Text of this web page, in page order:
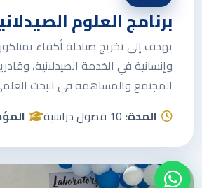
برنامج العلوم
يهدف إلى تخريج صيادلة أكفاء
وإنسانية في الخدمة الصيدلانية،
المجتمع والمساهمة في البحث العلمي.
المدة:10 فصول دراسية